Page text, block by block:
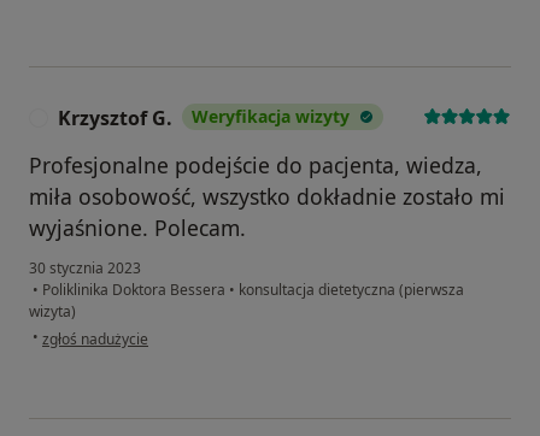
Krzysztof G. Weryfikacja wizyty
Profesjonalne podejście do pacjenta, wiedza,
miła osobowość, wszystko dokładnie zostało mi
wyjaśnione. Polecam.
30 stycznia 2023
• Poliklinika Doktora Bessera • konsultacja dietetyczna (pierwsza
wizyta)
• w opinii użytkownika Krzysztof G.
zgłoś nadużycie